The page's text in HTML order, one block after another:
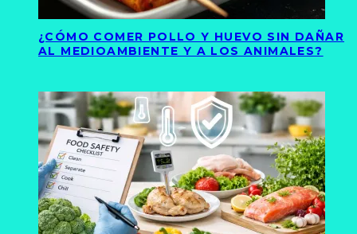
¿CÓMO COMER POLLO Y HUEVO SIN DAÑAR
AL MEDIOAMBIENTE Y A LOS ANIMALES?